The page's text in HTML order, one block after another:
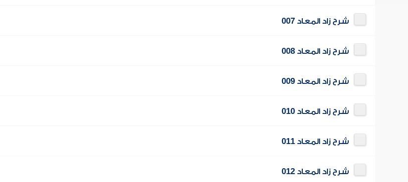
شرح زاد المعاد 007
شرح زاد المعاد 008
شرح زاد المعاد 009
شرح زاد المعاد 010
شرح زاد المعاد 011
شرح زاد المعاد 012